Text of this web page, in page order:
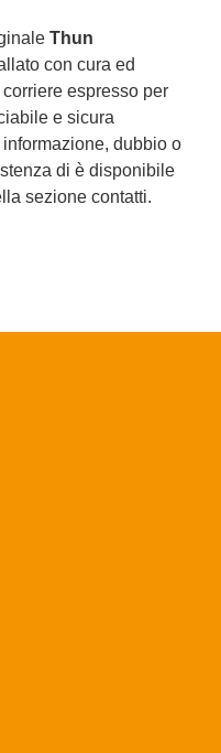
Thun
con cura ed
espresso per
e sicura
dubbio o
di è disponibile
sezione contatti.